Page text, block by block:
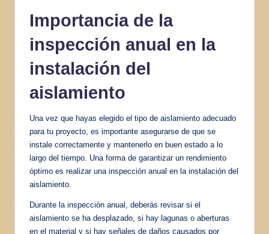
Importancia de la
inspección anual en la
instalación del
aislamiento
Una vez que hayas elegido el tipo de aislamiento adecuado
para tu proyecto, es importante asegurarse de que se
instale correctamente y mantenerlo en buen estado a lo
largo del tiempo. Una forma de garantizar un rendimiento
óptimo es realizar una inspección anual en la instalación del
aislamiento.
Durante la inspección anual, deberás revisar si el
aislamiento se ha desplazado, si hay lagunas o aberturas
en el material y si hay señales de daños causados por